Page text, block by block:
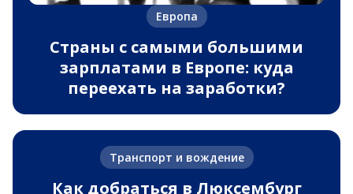
Европа
Страны с самыми большими
зарплатами в Европе: куда
переехать на заработки?
Транспорт и вождение
Как добраться в Люксембург